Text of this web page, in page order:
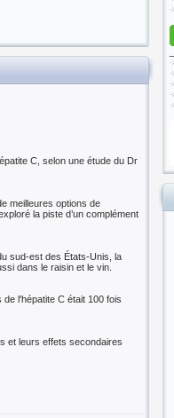
C, selon une étude du Dr
meilleures options de
la piste d’un complément
sud-est des États-Unis, la
dans le raisin et le vin.
l'hépatite C était 100 fois
et leurs effets secondaires